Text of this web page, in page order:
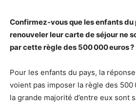
Confirmez-vous que les enfants du
renouveler leur carte de séjour ne
par cette règle des 500 000 euros ?
Pour les enfants du pays, la
voient pas imposer la règle des 500
la grande majorité d’entre eux sont